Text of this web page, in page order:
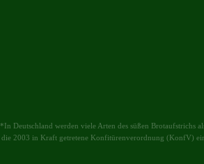
*In Deutschland werden viele Arten des süßen Brotaufstrichs
die 2003 in Kraft getretene Konfitürenverordnung (KonfV)